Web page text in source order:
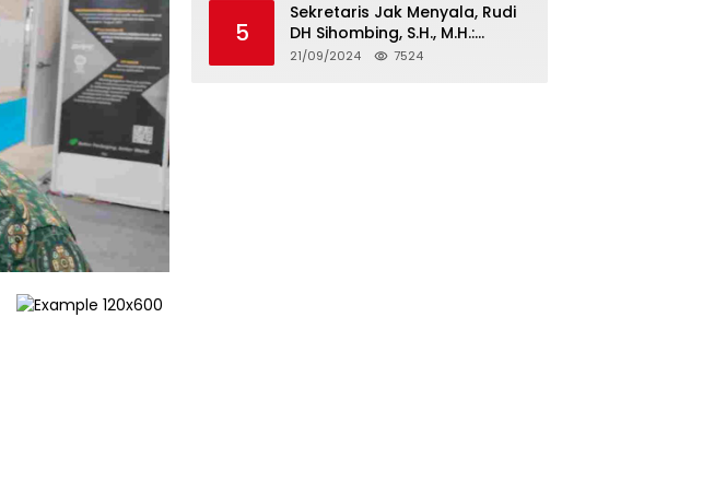
Bright dan Desain Stylish
Tablet Ringan yang Hadirkan
Standar Baru untuk
5
Sekretaris Jak Menyala, Rudi
DH Sihombing, S.H., M.H.:
Cagub & Cawagub DKI
21/09/2024 7524